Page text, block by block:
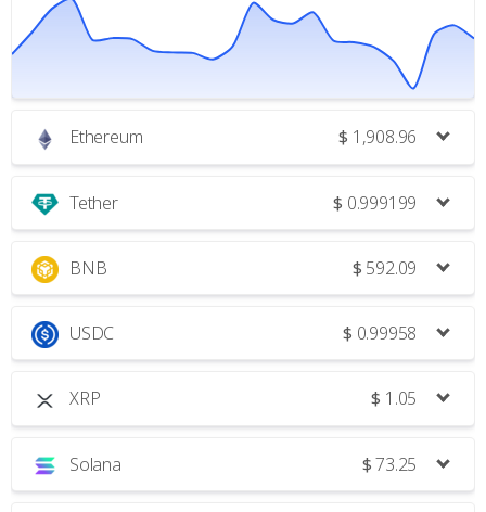
Ethereum $ 1,908.96
Tether $ 0.999199
BNB $ 592.09
USDC $ 0.99958
XRP $ 1.05
Solana $73.25